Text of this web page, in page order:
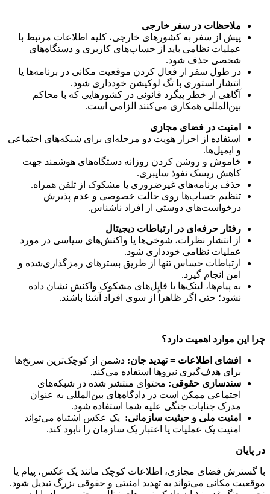
ملاحظات در سفر خارجی
پیش از سفر به کشورهای خارجی، کلیه اطلاعات مرتبط با
عملیات نظامی باید از حساب‌های کاربری و دستگاه‌های
شخصی حذف شود.
در طول سفر از فعال کردن موقعیت مکانی در برنامه‌ها یا
انتشار استوری با تگ لوکیشن خودداری شود.
آگاهی از خطر پیگرد قانونی در کشورهایی که با محاکم
بین‌المللی همکاری می‌کنند الزامی است.
امنیت در فضای مجازی
استفاده از احراز هویت دو مرحله‌ای برای شبکه‌های اجتماعی
و ایمیل‌ها.
خاموش و روشن کردن روزانه دستگاه‌های هوشمند جهت
کاهش ریسک نفوذ سایبری.
حذف برنامه‌های غیرضروری یا مشکوک از تلفن همراه.
تنظیم حساب‌ها روی حالت خصوصی و عدم پذیرش
درخواست‌های دوستی از افراد ناشناس.
رفتار حرفه‌ای در ارتباطات دیجیتال
از انتشار نظرات، شوخی‌ها یا واکنش‌های سیاسی در مورد
عملیات نظامی خودداری شود.
ارتباطات حساس تنها از طریق بسترهای رمزگذاری‌شده و
امن انجام گیرد.
به پیام‌ها، لینک‌ها یا فایل‌های مشکوک واکنش نشان داده
نشود؛ حتی اگر ظاهراً از سوی افراد آشنا باشند.
چرا این موارد اهمیت دارد؟
افشای اطلاعات = تهدید جان: دشمن از کوچک‌ترین سرنخ‌ها
برای هدف‌گیری نیروها استفاده می‌کند.
سند‌سازی حقوقی: محتوای منتشر شده در شبکه‌های
اجتماعی ممکن است در دادگاه‌های بین‌المللی به عنوان
مدرک جنایات جنگی علیه شما استفاده شود.
امنیت ملی و حیثیت سازمانی: یک عکس اشتباه می‌تواند
امنیت یک عملیات یا اعتبار یک سازمان را نابود کند.
در پایان
با گسترش فضای مجازی، اطلاعات کوچک مانند یک عکس، پیام یا
موقعیت مکانی می‌تواند به تهدید امنیتی و حقوقی بزرگ تبدیل شود.